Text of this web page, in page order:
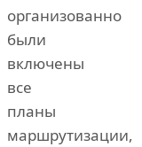
организованно
были
включены
все
планы
маршрутизации,